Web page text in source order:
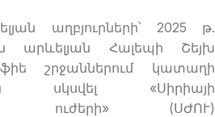
աղբյուրների՝ 2025 թ.
արևելյան Հալեպի Շեյխ
շրջաններում կատաղի
սկսվել «Սիրիայի
​​ուժերի» (ՍԺՈՒ)